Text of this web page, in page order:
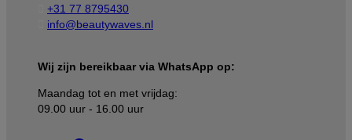
+31 77 8795430
info@beautywaves.nl
Wij zijn bereikbaar via WhatsApp op:
Maandag tot en met vrijdag:
09.00 uur - 16.00 uur